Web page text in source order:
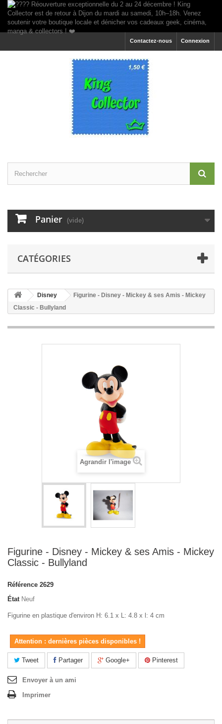
Connexion
Contactez-nous
Panier (vide)
CATÉGORIES
Disney
Figurine - Disney - Mickey & ses Amis - Mickey
Classic - Bullyland
Agrandir l'image
Figurine - Disney - Mickey & ses Amis - Mickey
Classic - Bullyland
Référence 2629
État Neuf
Figurine en plastique d'environ H: 6.1 x L: 4.8 x l: 4 cm
Attention : dernières pièces disponibles !
Tweet Partager Google+ Pinterest
Envoyer à un ami
Imprimer